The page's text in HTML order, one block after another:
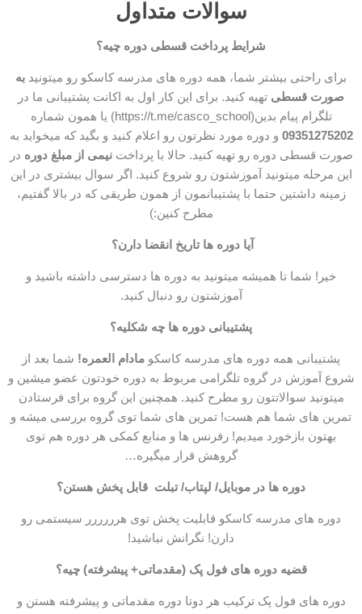
سوالات متداول
شرایط پرداخت قسطی دوره چیه؟
برای راحتی بیشتر شما، همه دوره های مدرسه کاسکو رو میتونید به
صورت قسطی تهیه کنید. برای این کار اول به اکانت پشتیبانی ما در
تلگرام پیام بدین(https://t.me/casco_school) یا همون شماره
09351275202 و دوره مورد نظرتون رو اعلام کنید و بگید که میخواید به
صورت قسطی دوره رو تهیه کنید. حالا با پرداخت نیمی از مبلغ دوره در
این مرحله میتونید آموزشتون رو شروع کنید. اگر سوال بیشتری در این
زمینه داشتین حتما با پشتیبانمون از همون طریقی که در بالا گفتیم،
مطرح کنین:)
آیا دوره ها تاریخ انقضا دارن؟
خیر! شما تا همیشه میتونید به دوره ها دسترسی داشته باشید و
آموزشتون رو دنبال کنید.
پشتیبانی دوره ها چه شکلیه؟
پشتیبانی همه دوره های مدرسه کاسکو مادام العمره! شما بعد از
شروع آموزش در گروه تلگرامی مربوط به دوره خودتون عضو میشین و
میتونید سوالاتتون رو مطرح کنید. همچنین این گروه برای فرستادن
تمرین های شما هم هست! تمرین های شما توی گروه بررسی میشه و
بهتون بازخورد میدیم! رفرنس ها و منابع کمکی هر دوره هم توی
گروهش قرار میگیره…
دوره ها در موبایل/ لپتاب/ تبلت قابل پخش هستن؟
دوره های مدرسه کاسکو قابلیت پخش توی هرررررر سیستمی رو
دارن! نگرانش نباشید!
قضیه دوره های فول پک (مقدماتی+ پیشرفته) چیه؟
دوره های فول پک ترکیب هر دوتا دوره مقدماتی و پیشرفته هستن و